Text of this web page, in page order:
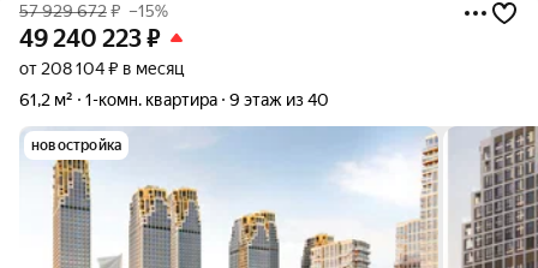
57 929 672₽ –15%
49 240 223₽
от 208 104 ₽ в месяц
61,2 м²
1-комн. квартира 9 этаж из 40
новостройка